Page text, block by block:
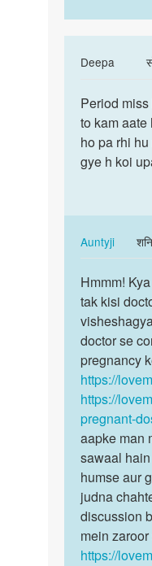
Deepa
to
period
nhi
ho
upay
by
renu
Period
miss
ho
hate
jb…
Period
to kam aate
ho pa rhi
gye h koi
AuntyjiIn
reply
to
Period
miss
ho
hate
h
or
jb…
by
Deepa
Hmmm!
Kya
aap
is
bare
mein…
Hmmm!
tak kisi
doctor se
pregnancy
https://
https://
pregnant-
aapke man
sawaal
humse aur
judna
discussion
mein
https://